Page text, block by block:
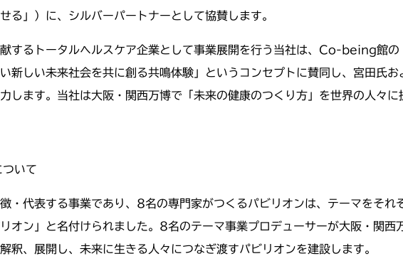
る」）に、シルバーパートナーとして協賛します。
するトータルヘルスケア企業として事業展開を行う当社は、Co-being館
新しい未来社会を共に創る共鳴体験」というコンセプトに賛同し、宮田氏
します。当社は大阪・関西万博で「未来の健康のつくり方」を世界の人々
ついて
・代表する事業であり、8名の専門家がつくるパビリオンは、テーマをそれ
オン」と名付けられました。8名のテーマ事業プロデューサーが大阪・関西
釈、展開し、未来に生きる人々につなぎ渡すパビリオンを建設します。